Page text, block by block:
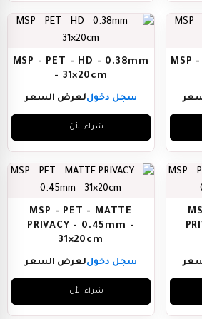
MSP
MSP - PET - HD - 0.38mm
- 31×20cm
سجل دخوللعرض السعر
شراء الأن
MSP - PET - MATTE
PRIVACY - 0.45mm -
31×20cm
سجل دخوللعرض السعر
شراء الأن